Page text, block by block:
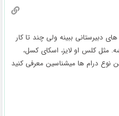
دبیرستانی ببینه ولی چند تا کار
مثل کلس او لایز، اسکای کسل،
نوع درام ها میشناسین معرفی کنید